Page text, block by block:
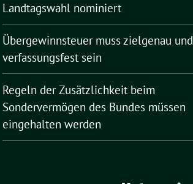
Landtagswahl nominiert
Übergewinnsteuer muss zielgenau und
verfassungsfest sein
Regeln der Zusätzlichkeit beim
Sondervermögen des Bundes müssen
eingehalten werden